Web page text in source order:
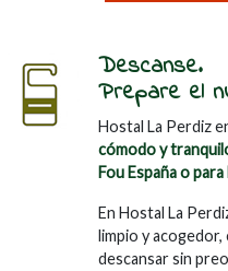
Descanse.
Prepare el
Hostal La Perdiz
cómodo y
Fou España o
En Hostal La
limpio y
descansar sin